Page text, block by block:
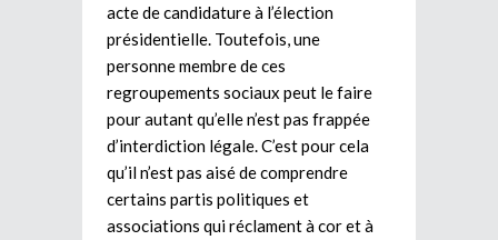
acte de candidature à l’élection
présidentielle. Toutefois, une
personne membre de ces
regroupements sociaux peut le faire
pour autant qu’elle n’est pas frappée
d’interdiction légale. C’est pour cela
qu’il n’est pas aisé de comprendre
certains partis politiques et
associations qui réclament à cor et à